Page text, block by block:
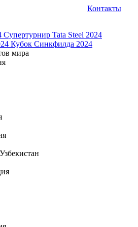
Контакты
Супертурнир Tata Steel 2024
Кубок Синкфилда 2024
мира
Узбекистан